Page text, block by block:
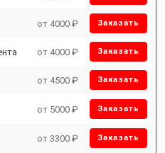
от 4000 ₽ Заказать
от 4000 ₽ Заказать
от 4500 ₽ Заказать
от 5000 ₽ Заказать
от 3300 ₽ Заказать